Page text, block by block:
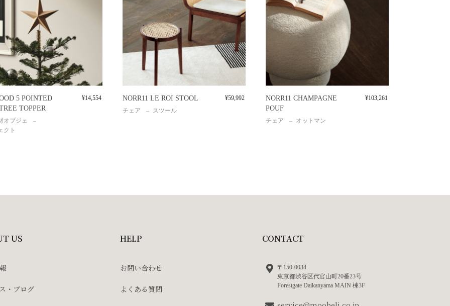
5 POINTED
TOPPER
オブジェ
クト
¥14,554 NORR11 LE ROI STOOL
チェア スツール
¥59,992
NORR11 CHAMPAGNE
POUF
チェア オットマン
¥103,261
US
・ブログ
HELP
お問い合わせ
よくある質問
CONTACT
〒150-0034
東京都渋谷区代官山町20番23号
Forestgate Daikanyama MAIN 棟3F